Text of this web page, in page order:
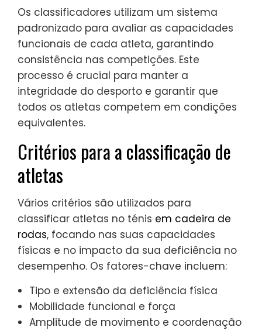
Os classificadores utilizam um sistema
padronizado para avaliar as capacidades
funcionais de cada atleta, garantindo
consistência nas competições. Este
processo é crucial para manter a
integridade do desporto e garantir que
todos os atletas competem em condições
equivalentes.
Critérios para a classificação de
atletas
Vários critérios são utilizados para
classificar atletas no ténis em cadeira de
rodas, focando nas suas capacidades
físicas e no impacto da sua deficiência no
desempenho. Os fatores-chave incluem:
Tipo e extensão da deficiência física
Mobilidade funcional e força
Amplitude de movimento e coordenação